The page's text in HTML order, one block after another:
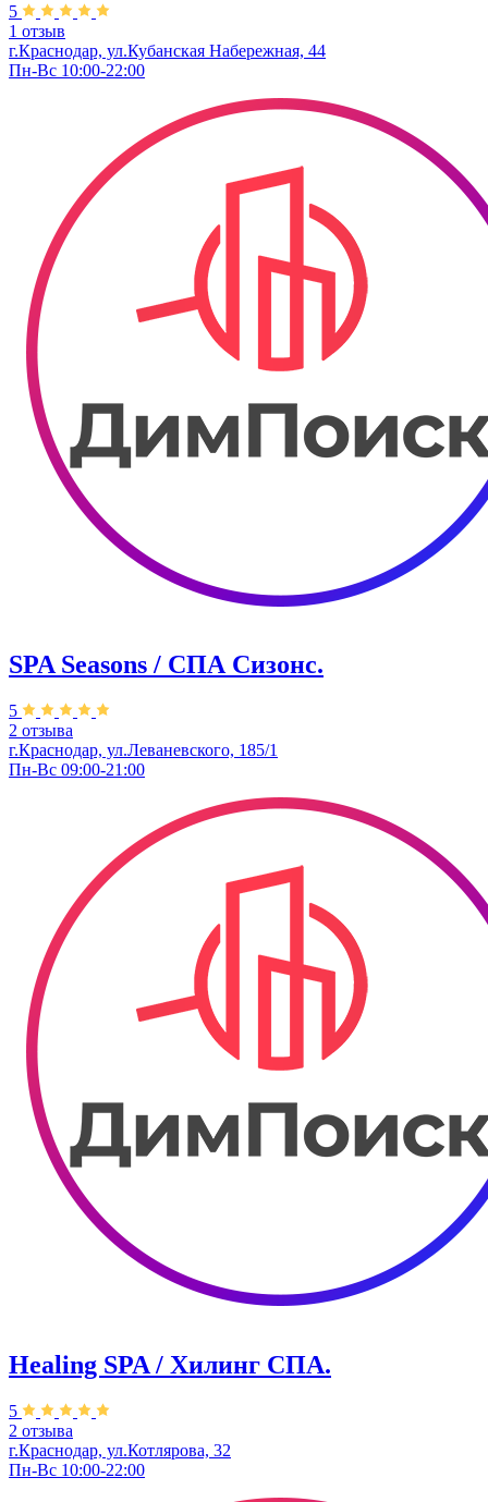
5
1 отзыв
г.Краснодар, ул.Кубанская Набережная, 44
Пн-Вс 10:00-22:00
SPA Seasons / СПА Сизонс.
5
2 отзыва
г.Краснодар, ул.Леваневского, 185/1
Пн-Вс 09:00-21:00
Healing SPA / Хилинг СПА.
5
2 отзыва
г.Краснодар, ул.Котлярова, 32
Пн-Вс 10:00-22:00